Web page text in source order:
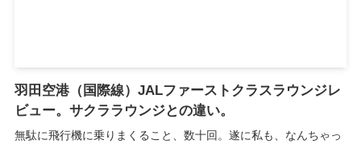
羽田空港（国際線）JALファーストクラスラウンジレ
ビュー。サクララウンジとの違い。
無駄に飛行機に乗りまくること、数十回。遂に私も、なんちゃっ